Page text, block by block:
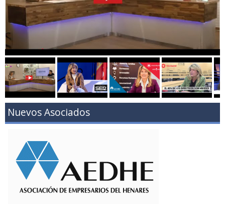
Nuevos Asociados